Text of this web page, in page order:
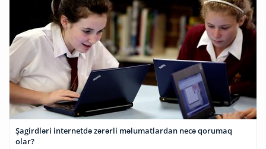
Şagirdləri internetdə zərərli məlumatlardan necə qorumaq
olar?